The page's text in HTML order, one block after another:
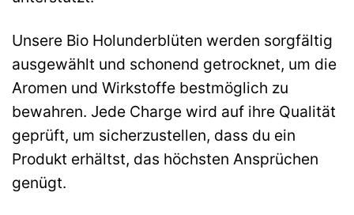
Unsere Bio Holunderblüten werden sorgfältig
ausgewählt und schonend getrocknet, um die
Aromen und Wirkstoffe bestmöglich zu
bewahren. Jede Charge wird auf ihre Qualität
geprüft, um sicherzustellen, dass du ein
Produkt erhältst, das höchsten Ansprüchen
genügt.